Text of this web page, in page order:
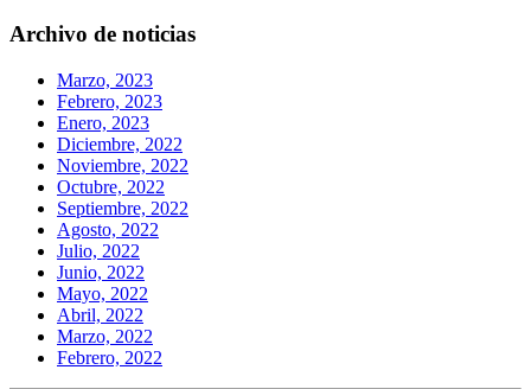
Archivo de noticias
Marzo, 2023
Febrero, 2023
Enero, 2023
Diciembre, 2022
Noviembre, 2022
Octubre, 2022
Septiembre, 2022
Agosto, 2022
Julio, 2022
Junio, 2022
Mayo, 2022
Abril, 2022
Marzo, 2022
Febrero, 2022